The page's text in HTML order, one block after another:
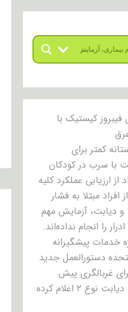
کیستیک با
کمتر برای
با سرب در کودکان
ارزیابی عملکرد کلیه
افراد مبتلا به فشار
و دیابت، آزمایش مهم
را انجام نداده‌اند.
خدمات پیشگیرانه
دستورالعمل جدید
غربالگری پیش
دیابت و دیابت نوع ۲ اعلام کرده